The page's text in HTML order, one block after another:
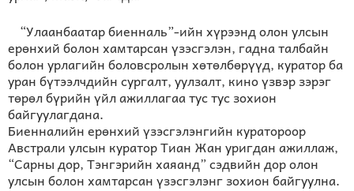
“Улаанбаатар биенналь”-ийн хүрээнд олон улсын
ерөнхий болон хамтарсан үзэсгэлэн, гадна талбайн
болон урлагийн боловсролын хөтөлбөрүүд, куратор ба
уран бүтээлчдийн сургалт, уулзалт, кино үзвэр зэрэг
төрөл бүрийн үйл ажиллагаа тус тус зохион
байгуулагдана.
Биенналийн ерөнхий үзэсгэлэнгийн куратороор
Австрали улсын куратор Тиан Жан уригдан ажиллаж,
“Сарны дор, Тэнгэрийн хаяанд” сэдвийн дор олон
улсын болон хамтарсан үзэсгэлэнг зохион байгуулна.